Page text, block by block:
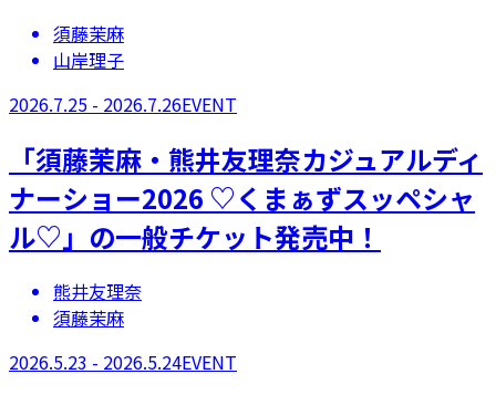
須藤茉麻
山岸理子
2026.7.25 - 2026.7.26EVENT
「須藤茉麻・熊井友理奈カジュアルディ
ナーショー2026 ♡くまぁずスッペシャ
ル♡」の一般チケット発売中！
熊井友理奈
須藤茉麻
2026.5.23 - 2026.5.24EVENT